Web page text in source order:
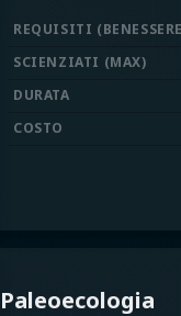
REQUISITI (
SCIENZIATI (MAX)
DURATA
COSTO
Paleoecologia